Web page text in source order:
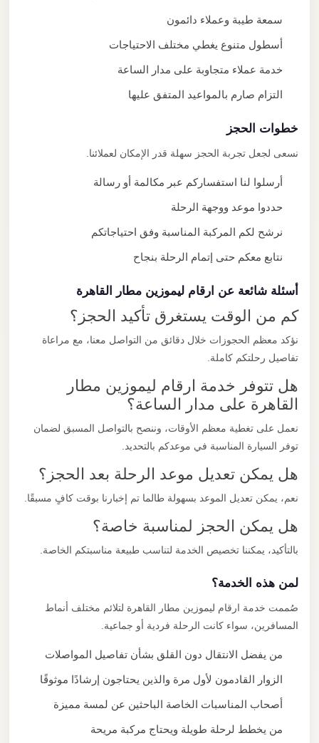
سمعة طيبة وعملاء دائمون
أسطول متنوع يغطي مختلف الاحتياجات
خدمة عملاء متجاوبة على مدار الساعة
التزام صارم بالمواعيد المتفق عليها
خطوات الحجز
نسعى لجعل تجربة الحجز سهلة قدر الإمكان لعملائنا.
أرسلوا لنا استفساركم عبر مكالمة أو رسالة
حددوا موعد ووجهة الرحلة
نرشح لكم المركبة المناسبة وفق احتياجاتكم
نتابع معكم حتى إتمام الرحلة بنجاح
أسئلة شائعة عن ارقام ليموزين مطار القاهرة
كم من الوقت يستغرق تأكيد الحجز؟
نؤكد معظم الحجوزات خلال دقائق من التواصل معنا، مع مراعاة
تفاصيل رحلتكم كاملة.
هل تتوفر خدمة ارقام ليموزين مطار
القاهرة على مدار الساعة؟
نعمل على تغطية معظم الأوقات، وننصح بالتواصل المسبق لضمان
توفر السيارة المناسبة في موعدكم بالتحديد.
هل يمكن تعديل موعد الرحلة بعد الحجز؟
نعم، يمكن تعديل الموعد بسهولة طالما تم إخبارنا بوقت كافٍ مسبقًا.
هل يمكن الحجز لمناسبة خاصة؟
بالتأكيد، يمكننا تخصيص الخدمة لتناسب طبيعة مناسبتكم الخاصة.
لمن هذه الخدمة؟
صُممت خدمة ارقام ليموزين مطار القاهرة لتلائم مختلف أنماط
المسافرين، سواء كانت الرحلة فردية أو جماعية.
من يفضل الانتقال دون القلق بشأن تفاصيل المواصلات
الزوار القادمون لأول مرة والذين يحتاجون إرشادًا موثوقًا
أصحاب المناسبات الخاصة الباحثين عن لمسة مميزة
من يخطط لرحلة طويلة ويحتاج مركبة مريحة